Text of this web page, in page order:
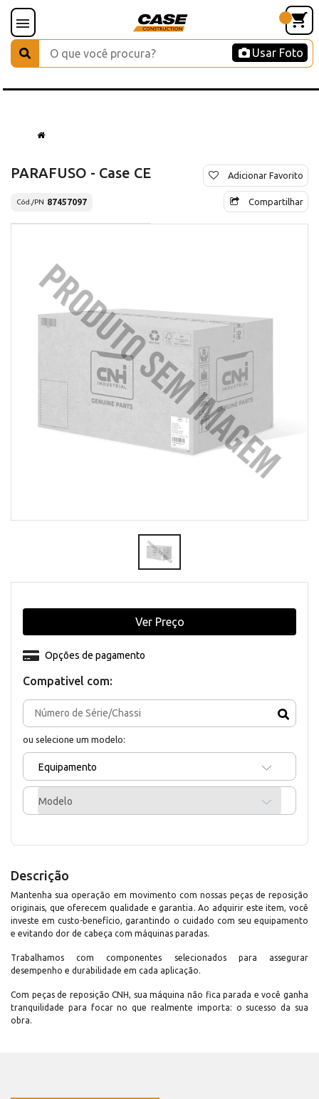
Usar Foto
PARAFUSO - Case CE
Cód./PN 87457097
Adicionar Favorito
Compartilhar
Compativel com:
ou selecione um modelo:
Equipamento
Modelo
Opções de pagamento
Ver Preço
Descrição
Mantenha sua operação em movimento com nossas peças de reposição
originais, que oferecem qualidade e garantia. Ao adquirir este item, você
investe em custo-benefício, garantindo o cuidado com seu equipamento
e evitando dor de cabeça com máquinas paradas.
Trabalhamos com componentes selecionados para assegurar
desempenho e durabilidade em cada aplicação.
Com peças de reposição CNH, sua máquina não fica parada e você ganha
tranquilidade para focar no que realmente importa: o sucesso da sua
obra.